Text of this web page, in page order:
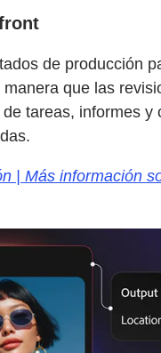
de producción
que las
tareas, informes y
| Más información